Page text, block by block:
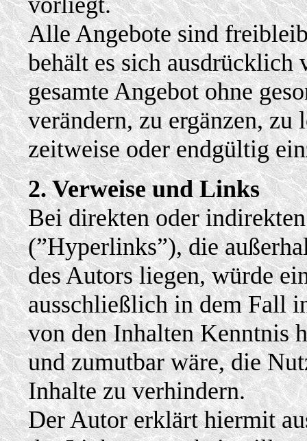
Alle Angebote sind
behält es sich ausdrücklich
gesamte Angebot ohne
verändern, zu ergänzen,
zeitweise oder endgültig
2. Verweise und Links
Bei direkten oder
(”Hyperlinks”), die
des Autors liegen, würde
ausschließlich in dem Fall
von den Inhalten Kenntnis
und zumutbar wäre, die
Inhalte zu verhindern.
Der Autor erklärt hiermit